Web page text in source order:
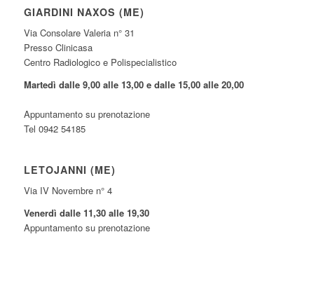
GIARDINI NAXOS (ME)
Via Consolare Valeria n° 31
Presso Clinicasa
Centro Radiologico e Polispecialistico
Martedì dalle 9,00 alle 13,00 e dalle 15,00 alle 20,00
Appuntamento su prenotazione
Tel 0942 54185
LETOJANNI (ME)
Via IV Novembre n° 4
Venerdì dalle 11,30 alle 19,30
Appuntamento su prenotazione